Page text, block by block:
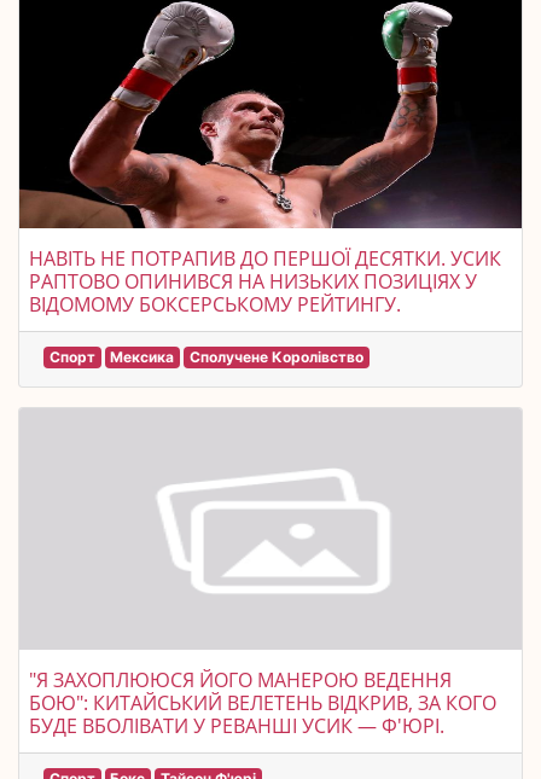
НАВІТЬ НЕ ПОТРАПИВ ДО ПЕРШОЇ ДЕСЯТКИ. УСИК
РАПТОВО ОПИНИВСЯ НА НИЗЬКИХ ПОЗИЦІЯХ У
ВІДОМОМУ БОКСЕРСЬКОМУ РЕЙТИНГУ.
Спорт Мексика Сполучене Королівство
"Я ЗАХОПЛЮЮСЯ ЙОГО МАНЕРОЮ ВЕДЕННЯ
БОЮ": КИТАЙСЬКИЙ ВЕЛЕТЕНЬ ВІДКРИВ, ЗА КОГО
БУДЕ ВБОЛІВАТИ У РЕВАНШІ УСИК — Ф'ЮРІ.